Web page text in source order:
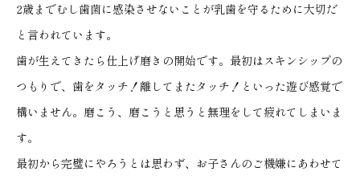
2歳までむし歯菌に感染させないことが乳歯を守るために大切だ
と言われています。
歯が生えてきたら仕上げ磨きの開始です。最初はスキンシップの
つもりで、歯をタッチ！離してまたタッチ！といった遊び感覚で
構いません。磨こう、磨こうと思うと無理をして疲れてしまいま
す。
最初から完璧にやろうとは思わず、お子さんのご機嫌にあわせて